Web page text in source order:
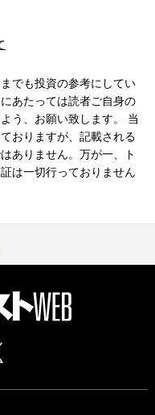
でも投資の参考にしてい
あたっては読者ご自身の
う、お願い致します。 当
おりますが、記載される
ありません。万が一、ト
は一切行っておりません